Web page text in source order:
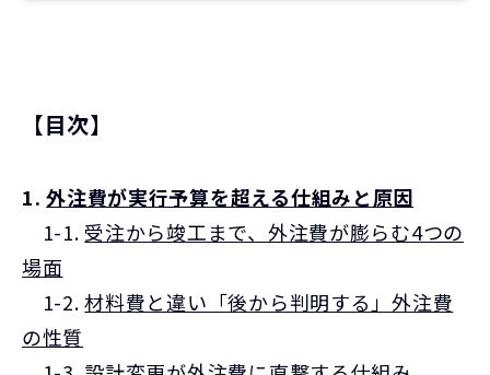
【目次】
1.外注費が実行予算を超える仕組みと原因
1-1. 受注から竣工まで、外注費が膨らむ4つの
場面
1-2.材料費と違い「後から判明する」外注費
の性質